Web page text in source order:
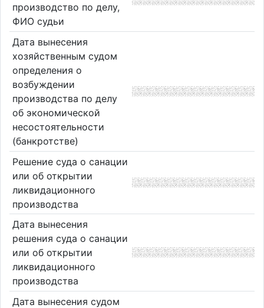
производство по делу,
ФИО судьи
Дата вынесения
хозяйственным судом
определения о
возбуждении
производства по делу
об экономической
несостоятельности
(банкротстве)
Решение суда о санации
или об открытии
ликвидационного
производства
Дата вынесения
решения суда о санации
или об открытии
ликвидационного
производства
Дата вынесения судом